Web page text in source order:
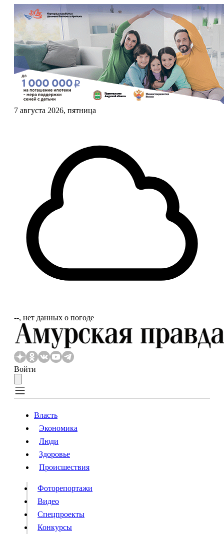
7 августа 2026, пятница
‐‐, нет данных о погоде
Войти
Власть
Происшествия
Видео
Конкурсы
Власть
Экономика
Люди
Здоровье
Происшествия
Фоторепортажи
Видео
Спецпроекты
Конкурсы